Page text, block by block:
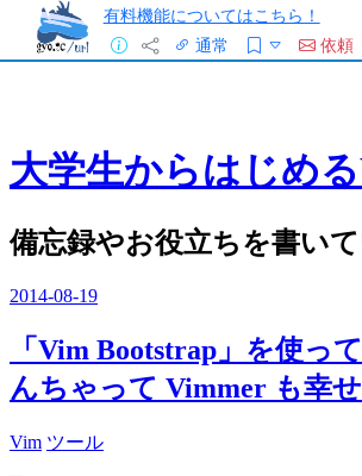
有料機能についてはこちら！
通常
依頼